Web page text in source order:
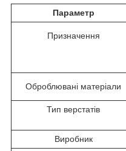
Параметр
Призначення
Оброблювані матеріали
Тип верстатів
Виробник